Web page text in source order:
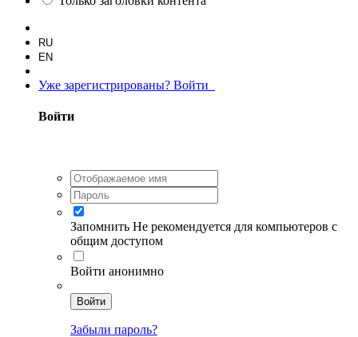
RU
EN
Уже зарегистрированы? Войти
Войти
Запомнить Не рекомендуется для компьютеров с
общим доступом
Войти анонимно
Войти
Забыли пароль?